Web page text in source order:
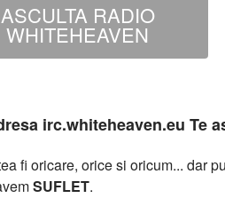
ASCULTA RADIO
WHITEHEAVEN
irc.whiteheaven.eu Te
fi oricare, orice si oricum... dar
SUFLET.